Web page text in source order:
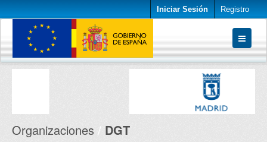
Iniciar Sesión Registro
Conjuntos de datos
Organizaciones DGT